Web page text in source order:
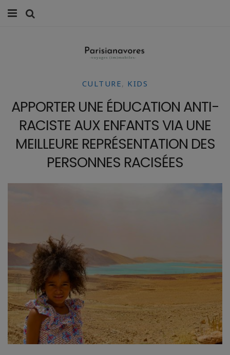
FAMILLE
VOYAGES
WEEK-ENDS
BALADES À PARIS
LIFESTYLE
CULTURE, KIDS
APPORTER UNE ÉDUCATION ANTI-
RACISTE AUX ENFANTS VIA UNE
MEILLEURE REPRÉSENTATION DES
PERSONNES RACISÉES